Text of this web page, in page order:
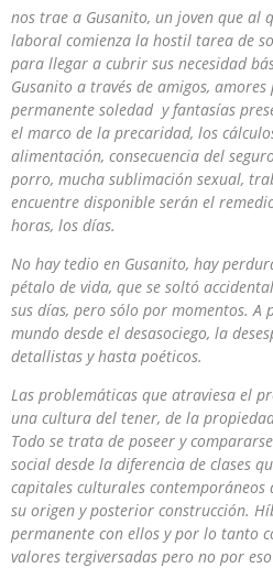
nos trae a Gusanito, un joven que al
laboral comienza la hostil tarea de
para llegar a cubrir sus necesidad
Gusanito a través de amigos,
permanente soledad y fantasías
el marco de la precaridad, los
alimentación, consecuencia del
porro, mucha sublimación sexual,
encuentre disponible serán el
horas, los días.
No hay tedio en Gusanito, hay
pétalo de vida, que se soltó
sus días, pero sólo por momentos. A
mundo desde el desasociego, la
detallistas y hasta poéticos.
Las problemáticas que atraviesa el
una cultura del tener, de la
Todo se trata de poseer y
social desde la diferencia de clases
capitales culturales contemporáneos
su origen y posterior construcción.
permanente con ellos y por lo tanto
valores tergiversadas pero no por